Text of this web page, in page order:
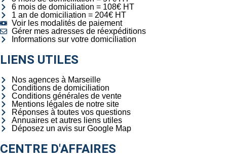
6 mois de domiciliation = 108€ HT
1 an de domiciliation = 204€ HT
Voir les modalités de paiement
Gérer mes adresses de réexpéditions
Informations sur votre domiciliation
LIENS UTILES
Nos agences à Marseille
Conditions de domiciliation
Conditions générales de vente
Mentions légales de notre site
Réponses à toutes vos questions
Annuaires et autres liens utiles
Déposez un avis sur Google Map
CENTRE D'AFFAIRES